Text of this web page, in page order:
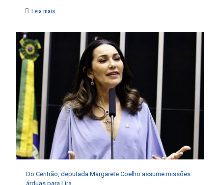
Leia mais
Do Centrão, deputada Margarete Coelho assume missões
árduas para Lira